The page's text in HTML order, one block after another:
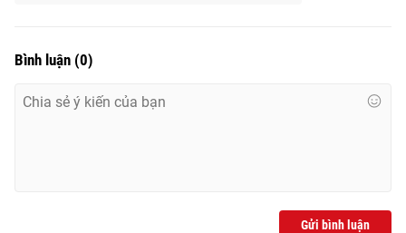
Cơ quan chủ quản:Đài Truyền hình Việt Nam
Nguyễn Thị Mỹ Hạnh, Phạm Quốc Thắng,
Bình luận (0)
Gửi bình luận